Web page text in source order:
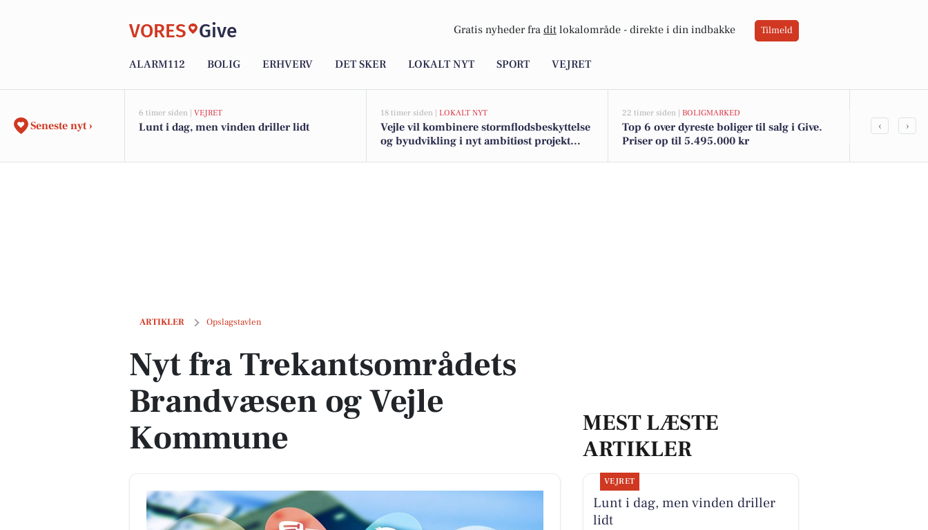
VORES Give Gratis nyheder fra dit lokalområde - direkte i din indbakke Tilmeld
ALARM112 BOLIG ERHVERV DET SKER LOKALT NYT SPORT VEJRET
Seneste nyt ›
6 timer siden | VEJRET
Lunt i dag, men vinden driller lidt
18 timer siden | LOKALT NYT
Vejle vil kombinere stormflodsbeskyttelse
og byudvikling i nyt ambitiøst projekt
22 timer siden | BOLIGMARKED
Top 6 over dyreste boliger til salg i Give.
Priser op til 5.495.000 kr
Aktiviteter i
‹ ›
ARTIKLER Opslagstavlen
Nyt fra Trekantsområdets Brandvæsen og Vejle Kommune
Nyt fra Trekantsområdets
Brandvæsen og Vejle
Kommune
MEST LÆSTE
ARTIKLER
VEJRET
Lunt i dag, men vinden driller
lidt